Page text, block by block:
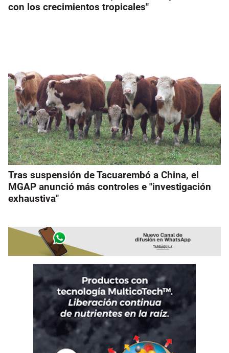
con los crecimientos tropicales"
Tras suspensión de Tacuarembó a China, el
MGAP anunció más controles e "investigación
exhaustiva"